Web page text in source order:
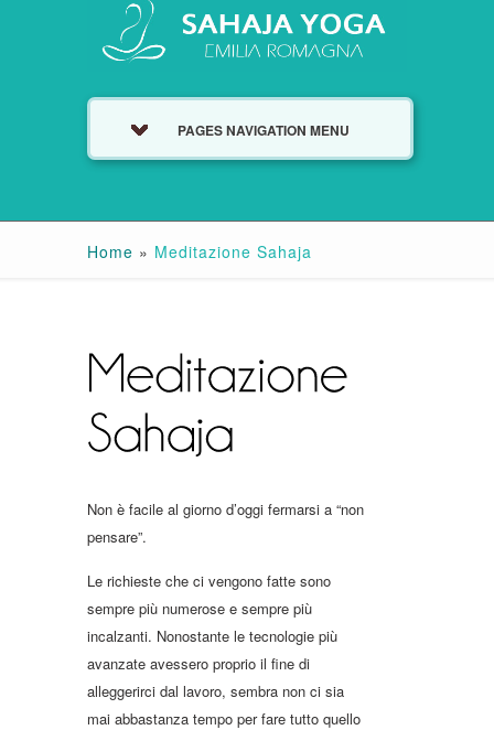
PAGES NAVIGATION MENU
Home » Meditazione Sahaja
Non è facile al giorno d’oggi fermarsi a “non
pensare”.
Le richieste che ci vengono fatte sono
sempre più numerose e sempre più
incalzanti. Nonostante le tecnologie più
avanzate avessero proprio il fine di
alleggerirci dal lavoro, sembra non ci sia
mai abbastanza tempo per fare tutto quello